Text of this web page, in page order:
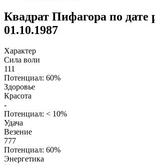
Квадрат Пифагора по дате
01.10.1987
Характер
Сила воли
111
Потенциал: 60%
Здоровье
Красота
-
Потенциал: < 10%
Удача
Везение
777
Потенциал: 60%
Энергетика